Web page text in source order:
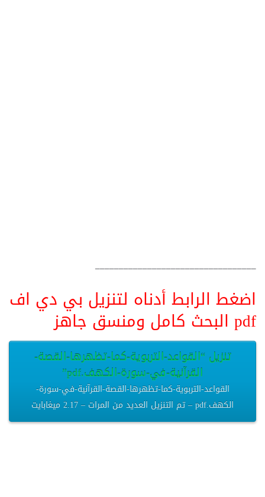
__________________________________
اضغط الرابط أدناه لتنزيل بي دي اف
pdf البحث كامل ومنسق جاهز
تنزيل “القواعد-التربوية-كما-تظهرها-القصة-
القرآنية-في-سورة-الكهف.pdf”
القواعد-التربوية-كما-تظهرها-القصة-القرآنية-في-سورة-
الكهف.pdf – تم التنزيل العديد من المرات – 2.17 ميغابايت